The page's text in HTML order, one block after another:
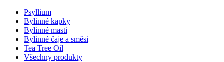
Psyllium
Bylinné kapky
Bylinné masti
Bylinné čaje a směsi
Tea Tree Oil
Všechny produkty